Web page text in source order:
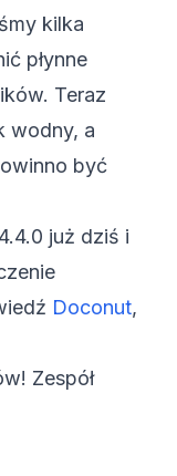
kilka
płynne
Teraz
wodny, a
być
już dziś i
Doconut,
Zespół